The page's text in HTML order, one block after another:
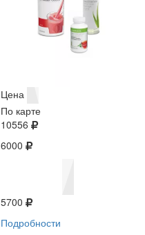
Цена
По карте
10556
6000
5700
Подробности